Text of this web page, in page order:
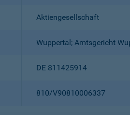
Aktiengesellschaft
Wuppertal; Amtsgericht
DE 811425914
810/V90810006337